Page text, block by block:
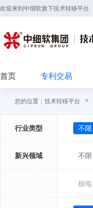
欢迎来到中细软旗下技术转移平台
首页 专利交易
您的位置： 技术转移平台 >
行业类型 不限
新兴领域 不限
核电